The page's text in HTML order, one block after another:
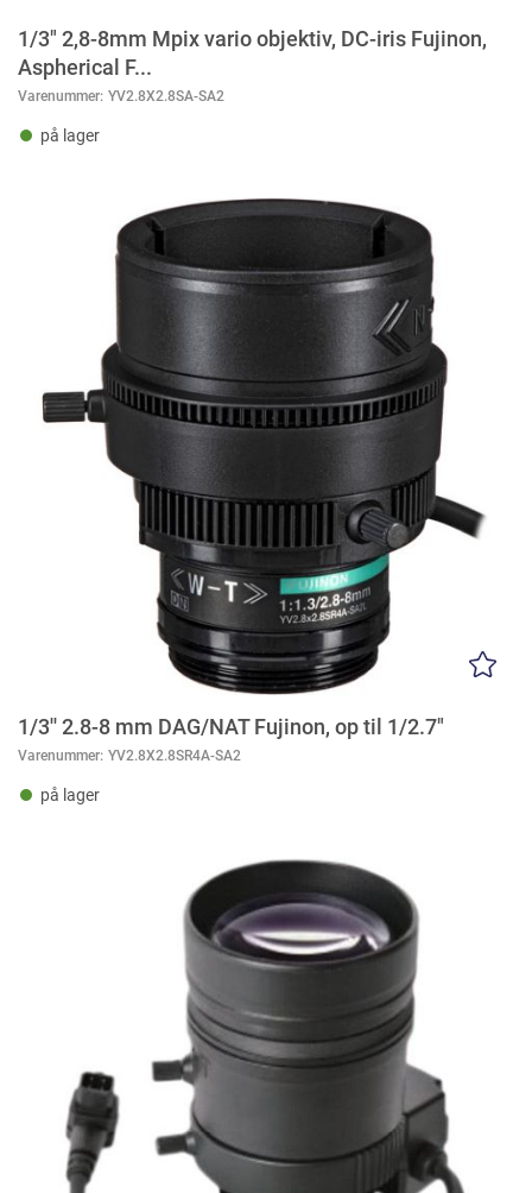
1/3" 2,8-8mm Mpix vario objektiv, DC-iris Fujinon,
Aspherical F...
Varenummer: YV2.8X2.8SA-SA2
på lager
1/3'' 2.8-8 mm DAG/NAT Fujinon, op til 1/2.7"
Varenummer: YV2.8X2.8SR4A-SA2
på lager